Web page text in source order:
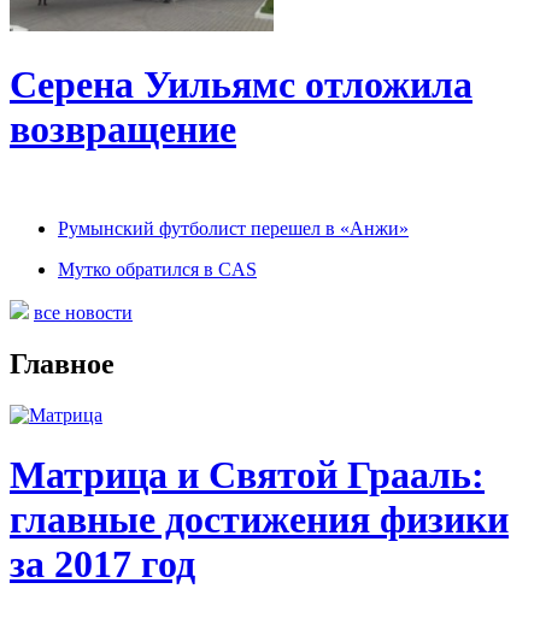
Серена Уильямс отложила
возвращение
Румынский футболист перешел в «Анжи»
Мутко обратился в CAS
все новости
Главное
Матрица и Святой Грааль:
главные достижения физики
за 2017 год